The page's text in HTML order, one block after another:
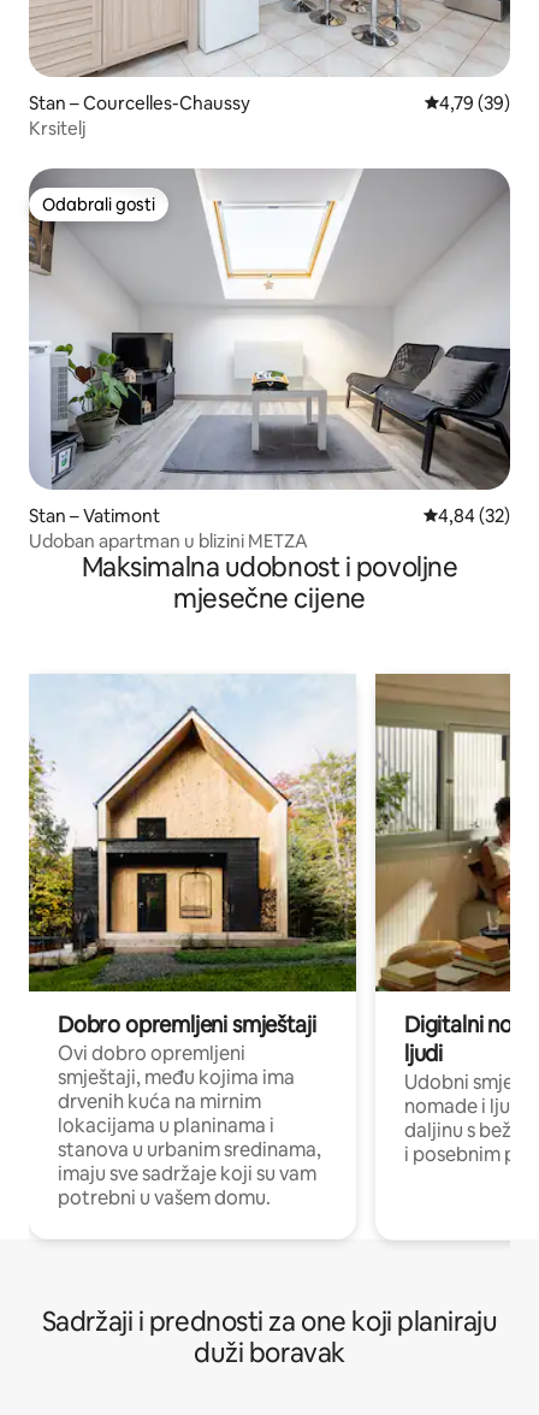
Stan – Courcelles-Chaussy Prosječna
4,79 (39)
Krsitelj
Odabrali gosti
Odabrali gosti
Stan – Vatimont Prosječna
4,84 (32)
Udoban apartman u blizini METZA
Maksimalna udobnost i povoljne
mjesečne cijene
Dobro opremljeni smještaji
Ovi dobro opremljeni
smještaji, među kojima ima
drvenih kuća na mirnim
lokacijama u planinama i
stanova u urbanim sredinama,
imaju sve sadržaje koji su vam
potrebni u vašem domu.
Digitalni
ljudi
Udobni
nomade i ljude
daljinu s
i posebnim
Sadržaji i prednosti za one koji planiraju
duži boravak